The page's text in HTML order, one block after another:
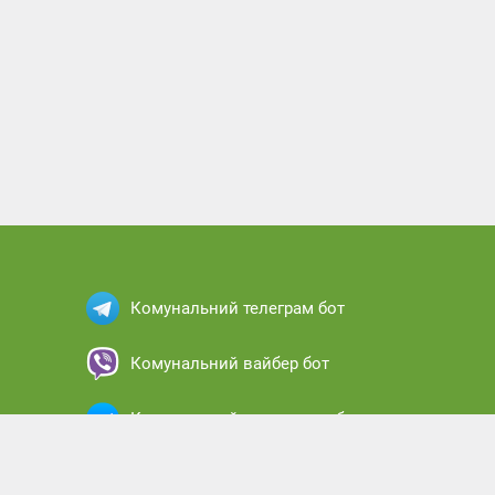
Комунальний телеграм бот
Комунальний вайбер бот
Комунальний месенджер бот